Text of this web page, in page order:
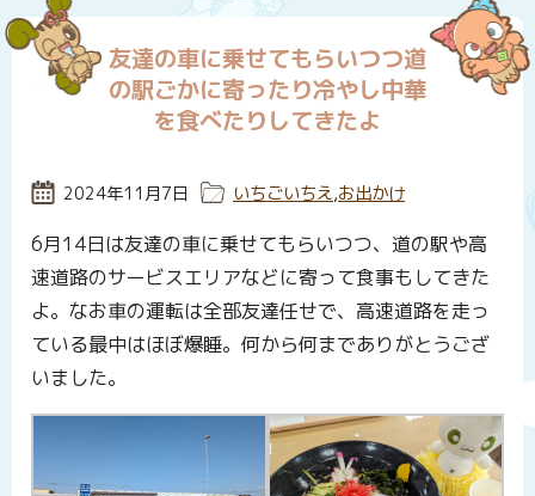
友達の車に乗せてもらいつつ道
の駅ごかに寄ったり冷やし中華
を食べたりしてきたよ
投稿日:
2024年11月7日 カテゴリー:
いちごいちえ,お出かけ
6月14日は友達の車に乗せてもらいつつ、道の駅や高
速道路のサービスエリアなどに寄って食事もしてきた
よ。なお車の運転は全部友達任せで、高速道路を走っ
ている最中はほぼ爆睡。何から何までありがとうござ
いました。